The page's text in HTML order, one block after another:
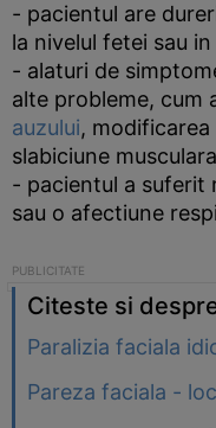
- pacientul are
la nivelul fetei sau
- alaturi de
alte probleme, cum
auzului,
slabiciune
- pacientul a suferit
sau o afectiune
Citeste si
Paralizia faciala
Pareza faciala -